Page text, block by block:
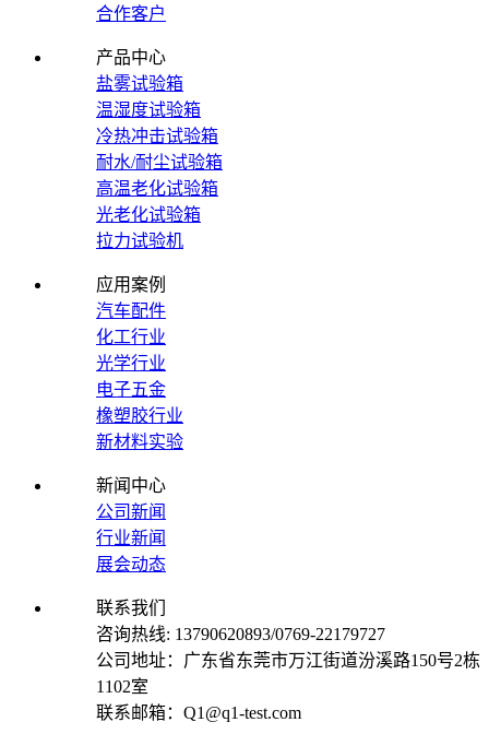
合作客户
产品中心
盐雾试验箱
温湿度试验箱
冷热冲击试验箱
耐水/耐尘试验箱
高温老化试验箱
光老化试验箱
拉力试验机
应用案例
汽车配件
化工行业
光学行业
电子五金
橡塑胶行业
新材料实验
新闻中心
公司新闻
行业新闻
展会动态
联系我们
咨询热线: 13790620893/0769-22179727
公司地址：广东省东莞市万江街道汾溪路150号2栋
1102室
联系邮箱：Q1@q1-test.com